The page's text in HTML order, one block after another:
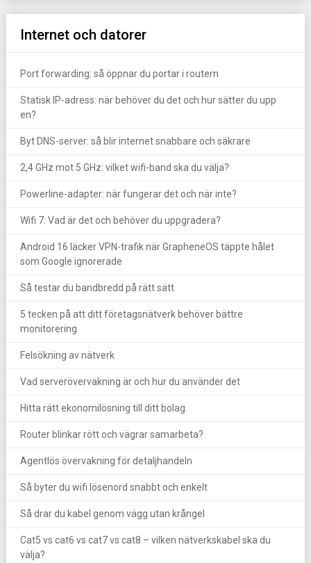
Internet och datorer
Port forwarding: så öppnar du portar i routern
Statisk IP-adress: när behöver du det och hur sätter du upp
en?
Byt DNS-server: så blir internet snabbare och säkrare
2,4 GHz mot 5 GHz: vilket wifi-band ska du välja?
Powerline-adapter: när fungerar det och när inte?
Wifi 7: Vad är det och behöver du uppgradera?
Android 16 läcker VPN-trafik när GrapheneOS täppte hålet
som Google ignorerade
Så testar du bandbredd på rätt sätt
5 tecken på att ditt företagsnätverk behöver bättre
monitorering
Felsökning av nätverk
Vad serverövervakning är och hur du använder det
Hitta rätt ekonomilösning till ditt bolag
Router blinkar rött och vägrar samarbeta?
Agentlös övervakning för detaljhandeln
Så byter du wifi lösenord snabbt och enkelt
Så drar du kabel genom vägg utan krångel
Cat5 vs cat6 vs cat7 vs cat8 – vilken nätverkskabel ska du
välja?